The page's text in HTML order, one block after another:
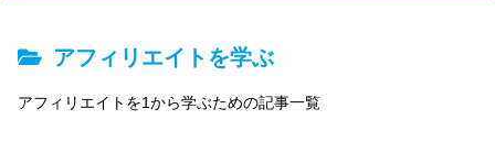
アフィリエイトを学ぶ
アフィリエイトを1から学ぶための記事一覧